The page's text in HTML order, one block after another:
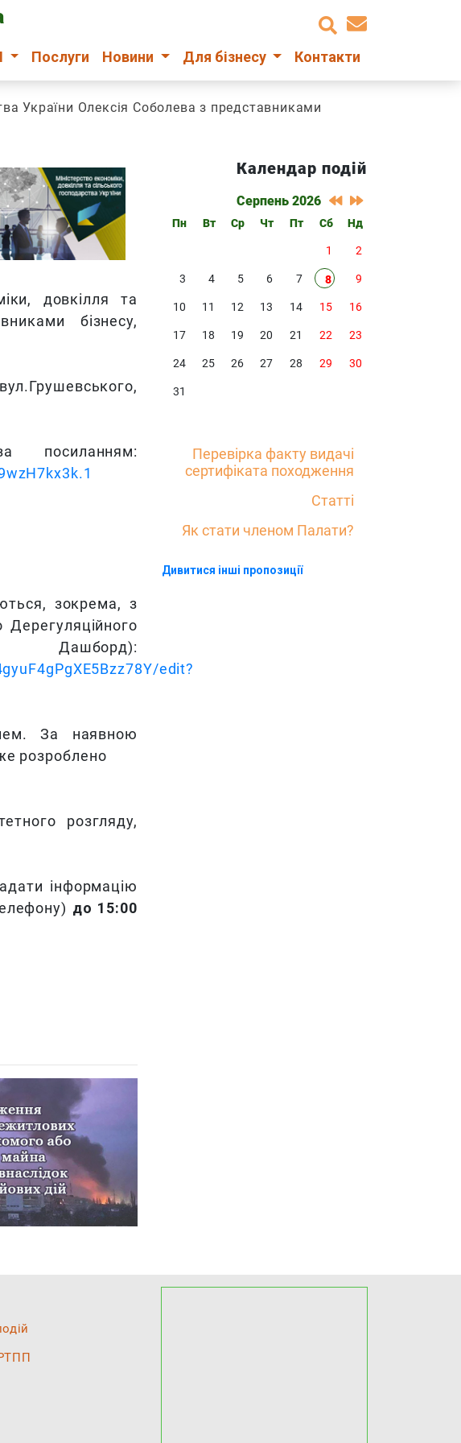
Послуги Новини Для бізнесу Контакти
України Олексія Соболева з представниками
довкілля та
бізнесу,
посиланням:
зокрема, з
edit?
За наявною
розроблено
розгляду,
інформацію
до 15:00
Календар подій
Серпень 2026
Пн Вт Ср Чт Пт Сб Нд
1 2
3 4 5 6 7 8 9
10 11 12 13 14 15 16
17 18 19 20 21 22 23
24 25 26 27 28 29 30
31
Перевірка факту видачі
сертифіката походження
Статті
Як стати членом Палати?
Дивитися інші пропозиції